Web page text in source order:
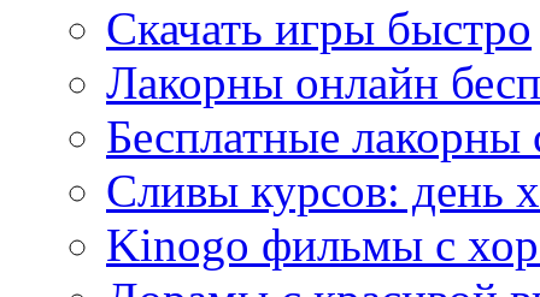
Скачать игры быстро
Лакорны онлайн
Бесплатные лакорны
Сливы курсов: день
Kinogo фильмы с